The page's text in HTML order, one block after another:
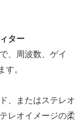
ター
、周波数、ゲイ
す。
、またはステレオ
レオイメージの柔